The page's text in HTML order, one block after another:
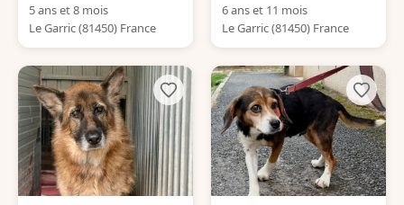
5 ans et 8 mois
Le Garric (81450) France
6 ans et 11 mois
Le Garric (81450) France